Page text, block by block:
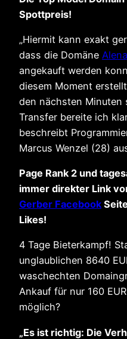
Spottpreis!
„Hiermit kann exakt
dass die Domäne
angekauft werden
diesem Moment
den nächsten Minuten
Transfer bereite ich
beschreibt
Marcus Wenzel (28)
Page Rank 2 und
immer direkter Link
Gerber Facebook
Likes!
4 Tage Bieterkampf!
unglaublichen 8640
waschechten
Ankauf für nur 160
möglich?
„Es ist richtig: Die